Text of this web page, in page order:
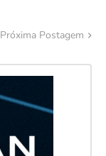
Próxima Postagem